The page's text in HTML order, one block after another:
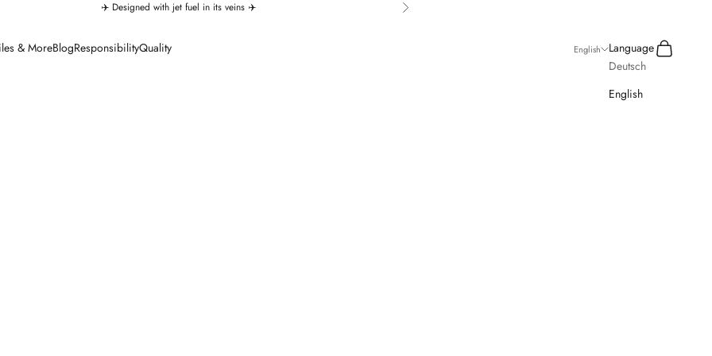
✈️ Designed with jet fuel in its veins ✈️ Next
& MoreBlogResponsibilityQuality English
Language
Deutsch
English
Search
Cart